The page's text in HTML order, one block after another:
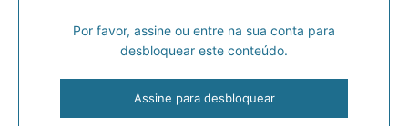
Por favor, assine ou entre na sua conta para
desbloquear este conteúdo.
Assine para desbloquear